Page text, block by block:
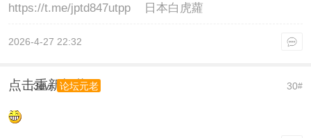
https://t.me/jptd847utpp 日本白虎蘿
2026-4-27 22:32
点击重新加载 30#
3dvr 论坛元老